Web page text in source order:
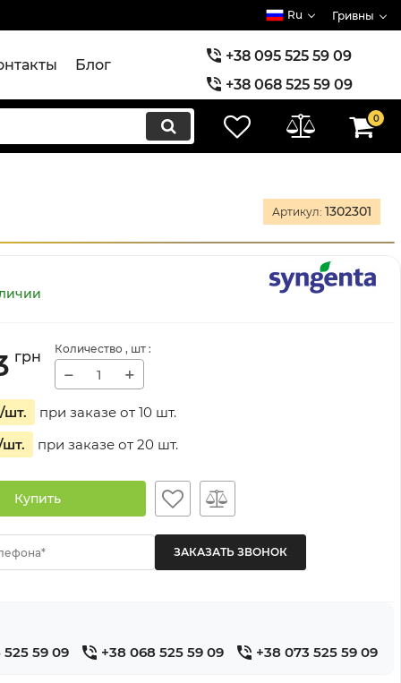
Ru Гривны
Блог
+38 095 525 59 09
+38 068 525 59 09
+38 073 525 59 09
0
Артикул: 1302301
грн Количество , шт :
− +
/шт. при заказе от 10 шт.
при заказе от 20 шт.
Купить
59 09 +38 068 525 59 09 +38 073 525 59 09